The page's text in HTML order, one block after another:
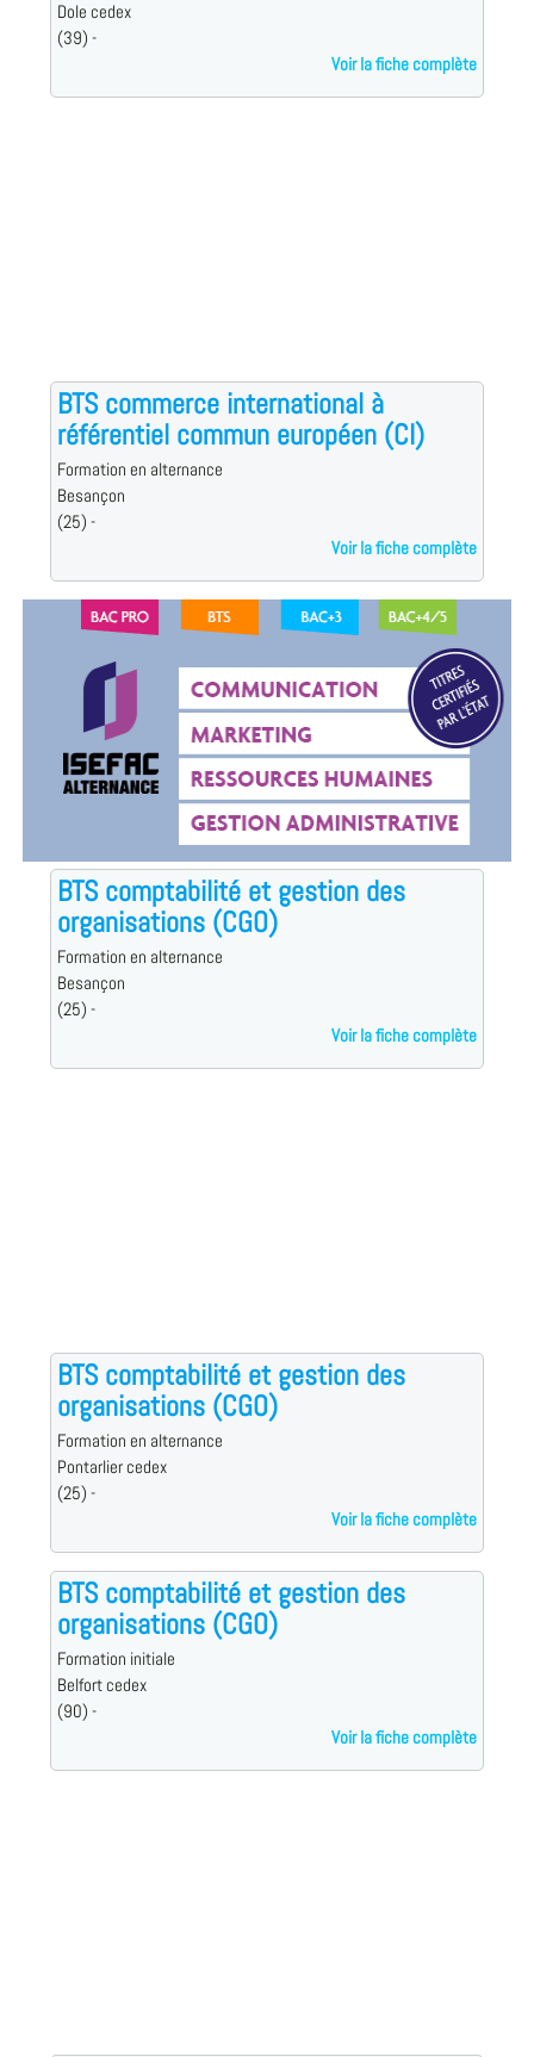
Dole cedex
(39) -
Voir la fiche complète
BTS commerce international à
référentiel commun européen (CI)
Formation en alternance
Besançon
(25) -
Voir la fiche complète
BTS comptabilité et gestion des
organisations (CGO)
Formation en alternance
Besançon
(25) -
Voir la fiche complète
BTS comptabilité et gestion des
organisations (CGO)
Formation en alternance
Pontarlier cedex
(25) -
Voir la fiche complète
BTS comptabilité et gestion des
organisations (CGO)
Formation initiale
Belfort cedex
(90) -
Voir la fiche complète